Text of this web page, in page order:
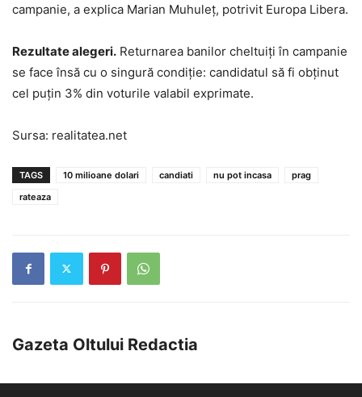
campanie, a explica Marian Muhuleț, potrivit Europa Libera.
Rezultate alegeri. Returnarea banilor cheltuiți în campanie
se face însă cu o singură condiție: candidatul să fi obținut
cel puțin 3% din voturile valabil exprimate.
Sursa: realitatea.net
TAGS 10 milioane dolari candiati nu pot incasa
prag
rateaza
Gazeta Oltului Redactia